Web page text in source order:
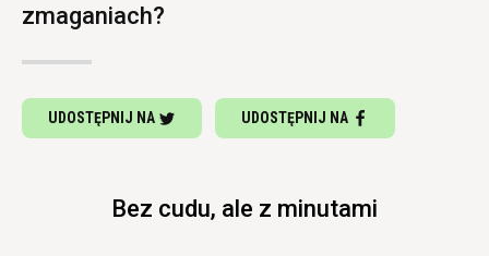
zmaganiach?
UDOSTĘPNIJ NA UDOSTĘPNIJ NA
Bez cudu, ale z minutami